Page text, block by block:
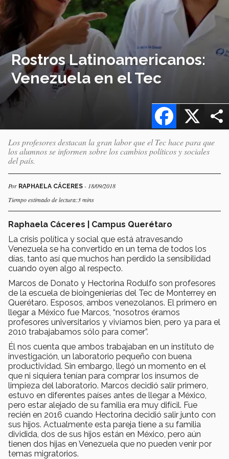
Rostros Latinoamericanos:
Venezuela en el Tec
X
Facebook
Los profesores destacan la gran labor que el Tec hace para que
los alumnos se informen sobre los cambios políticos y sociales
del país.
Por RAPHAELA CÁCERES - 18/09/2018
Tiempo estimado de lectura:3 mins
Raphaela Cáceres | Campus Querétaro
La crisis política y social que está atravesando
Venezuela se ha convertido en un tema de todos los
días, tanto así que muchos han perdido la sensibilidad
cuando oyen algo al respecto.
Marcos de Donato y Hectorina Rodulfo son profesores
de la escuela de bioingenierías del Tec de Monterrey en
Querétaro. Esposos, ambos venezolanos. El primero en
llegar a México fue Marcos, “nosotros éramos
profesores universitarios y vivíamos bien, pero ya para el
2010 trabajabamos sólo para comer”.
Él nos cuenta que ambos trabajaban en un instituto de
investigación, un laboratorio pequeño con buena
productividad. Sin embargo, llegó un momento en el
que ni siquiera tenían para comprar los insumos de
limpieza del laboratorio. Marcos decidió salir primero,
estuvo en diferentes países antes de llegar a México,
pero estar alejado de su familia era muy difícil. Fue
recién en 2016 cuando Hectorina decidió salir junto con
sus hijos. Actualmente esta pareja tiene a su familia
dividida, dos de sus hijos están en México, pero aún
tienen dos hijas en Venezuela que no pueden venir por
temas migratorios.